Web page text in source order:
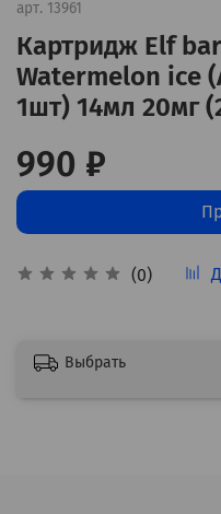
арт. 13961
Картридж Elf
Watermelon ice
1шт) 14мл 20мг
(0)
990 ₽
Выбрать